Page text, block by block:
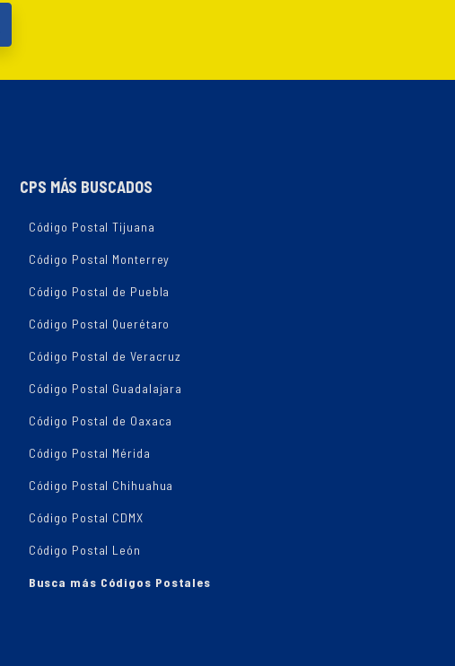
CPS MÁS BUSCADOS
Código Postal Tijuana
Código Postal Monterrey
Código Postal de Puebla
Código Postal Querétaro
Código Postal de Veracruz
Código Postal Guadalajara
Código Postal de Oaxaca
Código Postal Mérida
Código Postal Chihuahua
Código Postal CDMX
Código Postal León
Busca más Códigos Postales